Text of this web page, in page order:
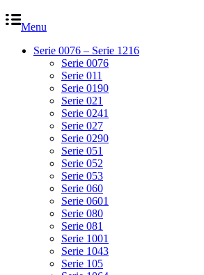
Menu
Serie 0076 – Serie 1216
Serie 0076
Serie 011
Serie 0190
Serie 021
Serie 0241
Serie 027
Serie 0290
Serie 051
Serie 052
Serie 053
Serie 060
Serie 0601
Serie 080
Serie 081
Serie 1001
Serie 1043
Serie 105